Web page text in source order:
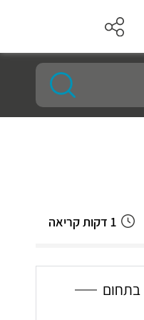
1 דקות קריאה
בתחום